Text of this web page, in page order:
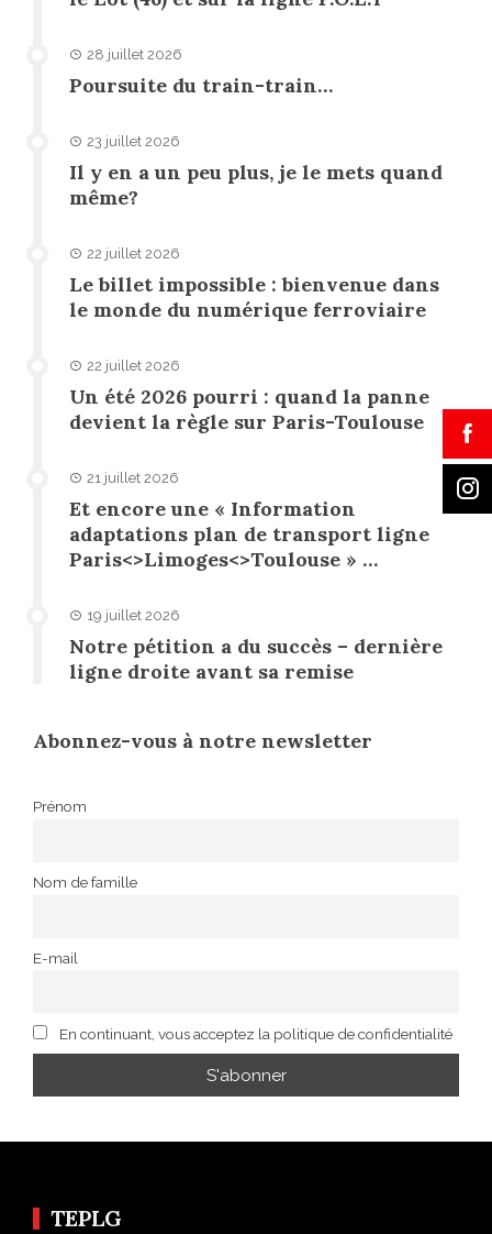
28 juillet 2026
Poursuite du train-train…
23 juillet 2026
Il y en a un peu plus, je le mets quand
même?
22 juillet 2026
Le billet impossible : bienvenue dans
le monde du numérique ferroviaire
22 juillet 2026
Un été 2026 pourri : quand la panne
devient la règle sur Paris-Toulouse
21 juillet 2026
Et encore une « Information
adaptations plan de transport ligne
Paris<>Limoges<>Toulouse » …
19 juillet 2026
Notre pétition a du succès – dernière
ligne droite avant sa remise
Abonnez-vous à notre newsletter
Prénom
Nom de famille
E-mail
En continuant, vous acceptez la politique de confidentialité
TEPLG